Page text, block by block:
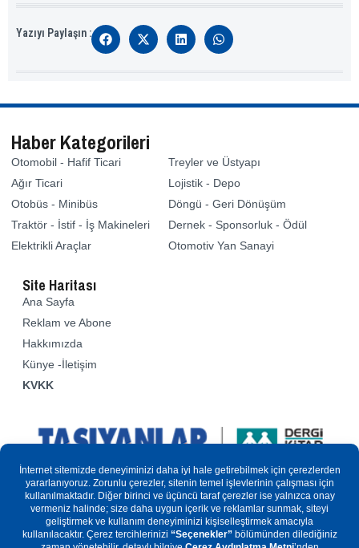
Yazıyı Paylaşın :
Haber Kategorileri
Otomobil - Hafif Ticari
Ağır Ticari
Otobüs - Minibüs
Traktör - İstif - İş Makineleri
Elektrikli Araçlar
Treyler ve Üstyapı
Lojistik - Depo
Döngü - Geri Dönüşüm
Dernek - Sponsorluk - Ödül
Otomotiv Yan Sanayi
Site Haritası
Ana Sayfa
Reklam ve Abone
Hakkımızda
Künye -İletişim
KVKK
Sitemizde yer alan yazılar ve resimler kısmen veya tamamen
kopyalanamaz. Basın Kanuna göre “yerel-süreli yayın”
kapsamındadır. Basın kanunu ve fikir sanat eserleri kapsamında
tüm hakları yayıncısına aittir.